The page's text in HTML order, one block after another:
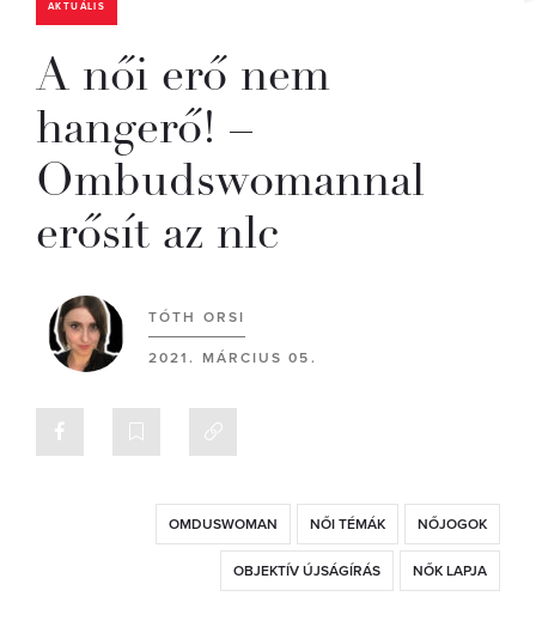
AKTUÁLIS
A női erő nem
hangerő! –
Ombudswomannal
erősít az nlc
TÓTH ORSI
2021. MÁRCIUS 05.
OMDUSWOMAN NŐI TÉMÁK NŐJOGOK
OBJEKTÍV ÚJSÁGÍRÁS NŐK LAPJA